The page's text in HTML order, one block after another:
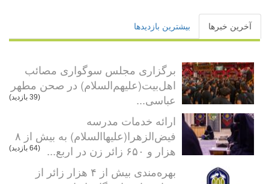
آخرین خبرها بیشترین بازدیدها
برگزاری مجلس سوگواری مصائب
اهل‌بیت(علیهم‌السلام) در صحن مطهر
عباسی...
(39 بازدید)
ارائه خدمات مدرسه
فیض‌الزهرا(علیهاالسلام) به بیش از ۸
هزار و ۶۵۰ زائر زن در اربع...
(64 بازدید)
بهره‌مندی بیش از ۴ هزار زائر از